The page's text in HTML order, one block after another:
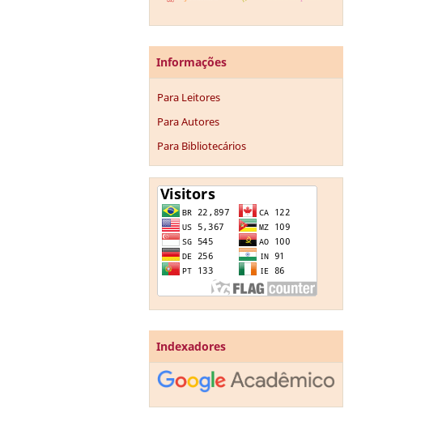
Informações
Para Leitores
Para Autores
Para Bibliotecários
Indexadores